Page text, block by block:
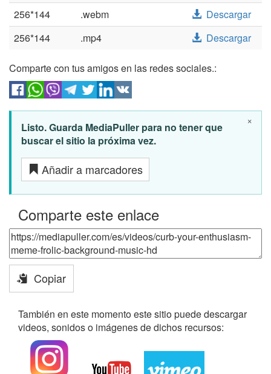
256*144
.webm
Descargar
256*144
.mp4 Descargar
Comparte con tus amigos en las redes sociales.:
×
Listo. Guarda MediaPuller para no tener que
buscar el sitio la próxima vez.
Añadir a marcadores
Comparte este enlace
Copiar
También en este momento este sitio puede descargar
videos, sonidos o imágenes de dichos recursos: